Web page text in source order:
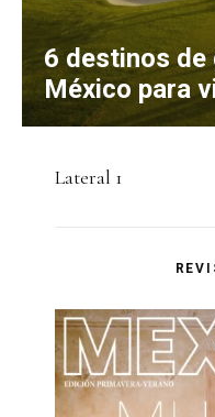
6 destinos de
México para
Lateral 1